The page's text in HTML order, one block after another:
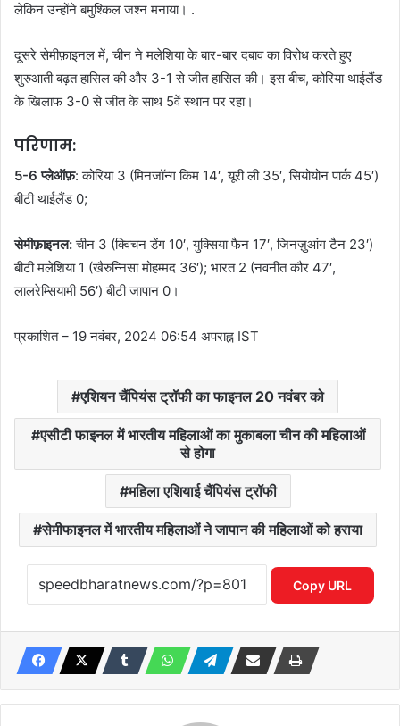
लेकिन उन्होंने बमुश्किल जश्न मनाया। .
दूसरे सेमीफ़ाइनल में, चीन ने मलेशिया के बार-बार दबाव का विरोध करते हुए
शुरुआती बढ़त हासिल की और 3-1 से जीत हासिल की। इस बीच, कोरिया थाईलैंड
के खिलाफ 3-0 से जीत के साथ 5वें स्थान पर रहा।
परिणाम:
5-6 प्लेऑफ़: कोरिया 3 (मिनजॉन्ग किम 14′, यूरी ली 35′, सियोयोन पार्क 45′)
बीटी थाईलैंड 0;
सेमीफ़ाइनल:चीन 3 (क्विचन डेंग 10′, युक्सिया फैन 17′, जिनज़ुआंग टैन 23′)
बीटी मलेशिया 1 (खैरुन्निसा मोहम्मद 36′); भारत 2 (नवनीत कौर 47′,
लालरेम्सियामी 56′) बीटी जापान 0।
प्रकाशित– 19 नवंबर, 2024 06:54 अपराह्न IST
एशियन चैंपियंस ट्रॉफी का फाइनल 20 नवंबर को
एसीटी फाइनल में भारतीय महिलाओं का मुकाबला चीन की महिलाओं
से होगा
महिला एशियाई चैंपियंस ट्रॉफी
सेमीफाइनल में भारतीय महिलाओं ने जापान की महिलाओं को हराया
Copy URL